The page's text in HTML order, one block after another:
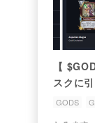
【
スクに
GODS
エアードロ